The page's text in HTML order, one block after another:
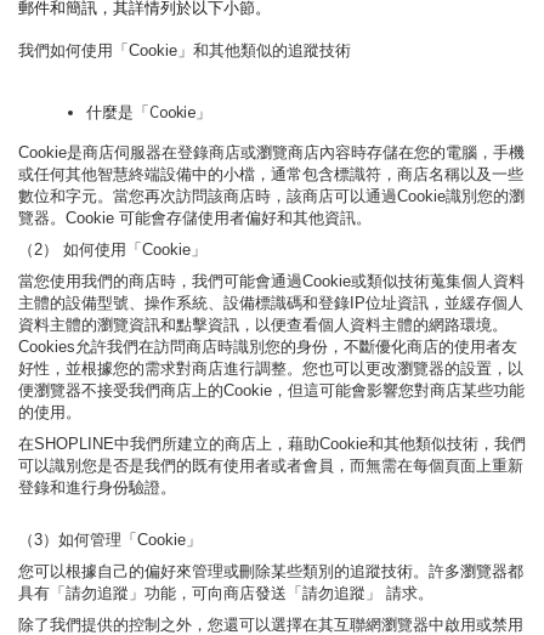
郵件和簡訊，其詳情列於以下小節。
我們如何使用「Cookie」和其他類似的追蹤技術
什麼是「Cookie」
Cookie是商店伺服器在登錄商店或瀏覽商店內容時存儲在您的電腦，手機
或任何其他智慧終端設備中的小檔，通常包含標識符，商店名稱以及一些
數位和字元。當您再次訪問該商店時，該商店可以通過Cookie識別您的瀏
覽器。Cookie 可能會存儲使用者偏好和其他資訊。
（2） 如何使用「Cookie」
當您使用我們的商店時，我們可能會通過Cookie或類似技術蒐集個人資料
主體的設備型號、操作系統、設備標識碼和登錄IP位址資訊，並緩存個人
資料主體的瀏覽資訊和點擊資訊，以便查看個人資料主體的網路環境。
Cookies允許我們在訪問商店時識別您的身份，不斷優化商店的使用者友
好性，並根據您的需求對商店進行調整。您也可以更改瀏覽器的設置，以
便瀏覽器不接受我們商店上的Cookie，但這可能會影響您對商店某些功能
的使用。
在SHOPLINE中我們所建立的商店上，藉助Cookie和其他類似技術，我們
可以識別您是否是我們的既有使用者或者會員，而無需在每個頁面上重新
登錄和進行身份驗證。
（3）如何管理「Cookie」
您可以根據自己的偏好來管理或刪除某些類別的追蹤技術。許多瀏覽器都
具有「請勿追蹤」功能，可向商店發送「請勿追蹤」 請求。
除了我們提供的控制之外，您還可以選擇在其互聯網瀏覽器中啟用或禁用